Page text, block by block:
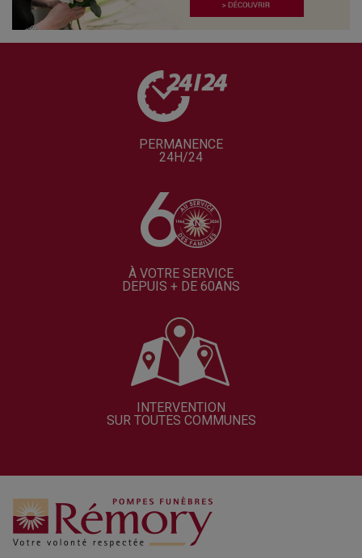
PERMANENCE
24H/24
À VOTRE SERVICE
DEPUIS + DE 60ANS
INTERVENTION
SUR TOUTES COMMUNES